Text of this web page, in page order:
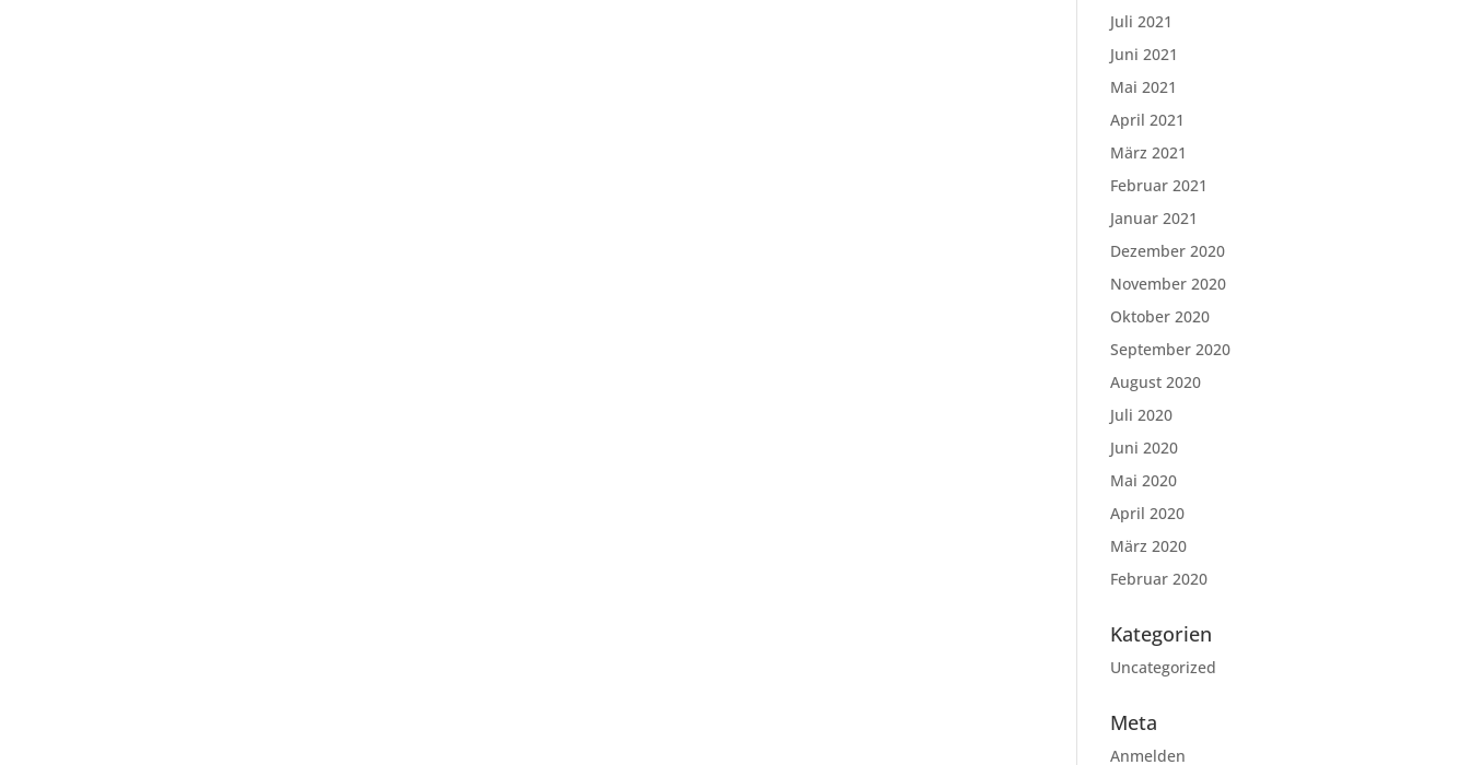
Juli 2021
Juni 2021
Mai 2021
April 2021
März 2021
Februar 2021
Januar 2021
Dezember 2020
November 2020
Oktober 2020
September 2020
August 2020
Juli 2020
Juni 2020
Mai 2020
April 2020
März 2020
Februar 2020
Kategorien
Uncategorized
Meta
Anmelden